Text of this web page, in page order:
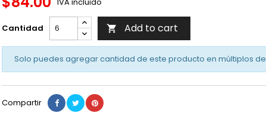
IVA incluido
Cantidad  Add to cart
Solo puedes agregar cantidad de este producto en múltiplos de
Compartir